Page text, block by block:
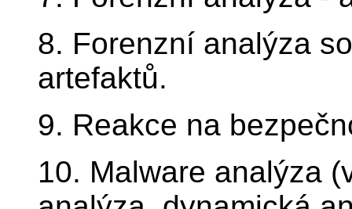
8. Forenzní analýza
artefaktů.
9. Reakce na
10. Malware analýza